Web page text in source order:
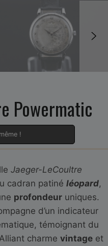
Powermatic
!
Jaeger-LeCoultre
cadran patiné léopard,
profondeur uniques.
d’un indicateur
témoignant du
charme vintage et